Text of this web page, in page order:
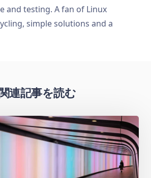
and testing. A fan of Linux
simple solutions and a
連記事を読む